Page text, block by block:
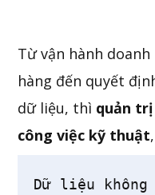
Từ vận hành
hàng đến quyết
dữ liệu, thì quản
công việc kỹ thuật
Dữ liệu